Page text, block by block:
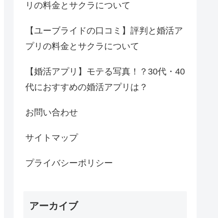
リの料金とサクラについて
【ユーブライドの口コミ】評判と婚活ア
プリの料金とサクラについて
【婚活アプリ】モテる写真！？30代・40
代におすすめの婚活アプリは？
お問い合わせ
サイトマップ
プライバシーポリシー
アーカイブ